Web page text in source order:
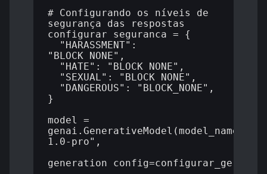
# Configurando os níveis de
segurança das respostas
configurar_seguranca = {
"BLOCK_NONE",
}
model =
1.0-pro",